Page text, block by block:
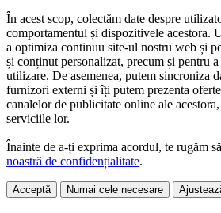
În acest scop, colectăm date despre
comportamentul și dispozitivele acestora.
a optimiza continuu site-ul nostru web și
și conținut personalizat, precum și pentru
utilizare. De asemenea, putem sincroniza
furnizori externi și îți putem prezenta
canalelor de publicitate online ale
serviciile lor.
Înainte de a-ți exprima acordul, te rugăm
noastră de confidențialitate.
Acceptă Numai cele necesare